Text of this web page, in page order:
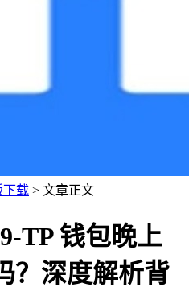
下载 > 文章正文
TP 钱包晚上
？深度解析背